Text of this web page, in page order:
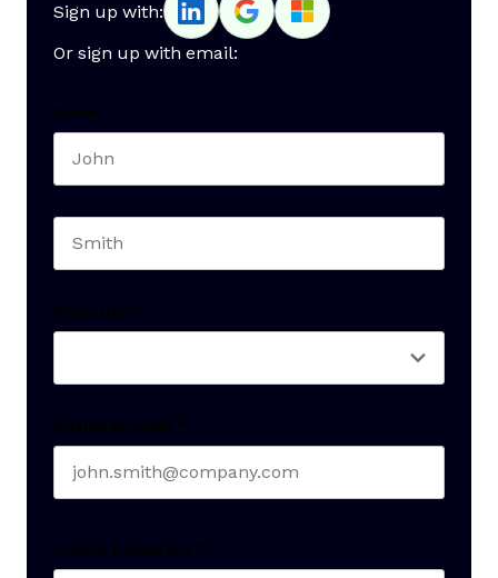
Sign up with:
Or sign up with email:
Name *
Seniority *
Business email *
Create Password *